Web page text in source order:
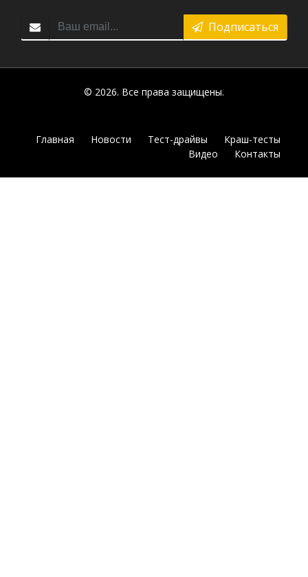
Подписаться
© 2026. Все права защищены.
Главная Новости Тест-драйвы
Краш-тесты
Видео
Контакты